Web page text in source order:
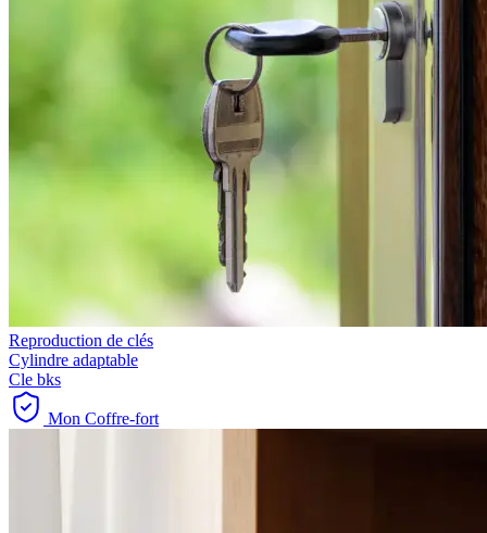
Reproduction de clés
Cylindre adaptable
Cle bks
Mon Coffre-fort